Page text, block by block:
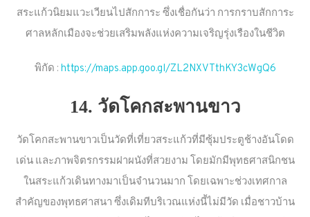
สระแก้วนิยมแวะเวียนไปสักการะ ซึ่งเชื่อกันว่า การกราบสักการะ
ศาลหลักเมืองจะช่วยเสริมพลังแห่งความเจริญรุ่งเรืองในชีวิต
พิกัด : https://maps.app.goo.gl/ZL2NXVTthKY3cWgQ6
14. วัดโคกสะพานขาว
วัดโคกสะพานขาวเป็นวัดที่เที่ยวสระแก้วที่มีซุ้มประตูช้างอันโดด
เด่น และภาพจิตรกรรมฝาผนังที่สวยงาม โดยมักมีพุทธศาสนิกชน
ในสระแก้วเดินทางมาเป็นจำนวนมาก โดยเฉพาะช่วงเทศกาล
สำคัญของพุทธศาสนา ซึ่งเดิมทีบริเวณแห่งนี้ไม่มีวัด เมื่อชาวบ้าน